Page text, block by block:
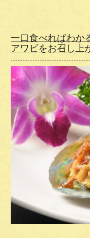
一口食べればわか
アワビをお召し上